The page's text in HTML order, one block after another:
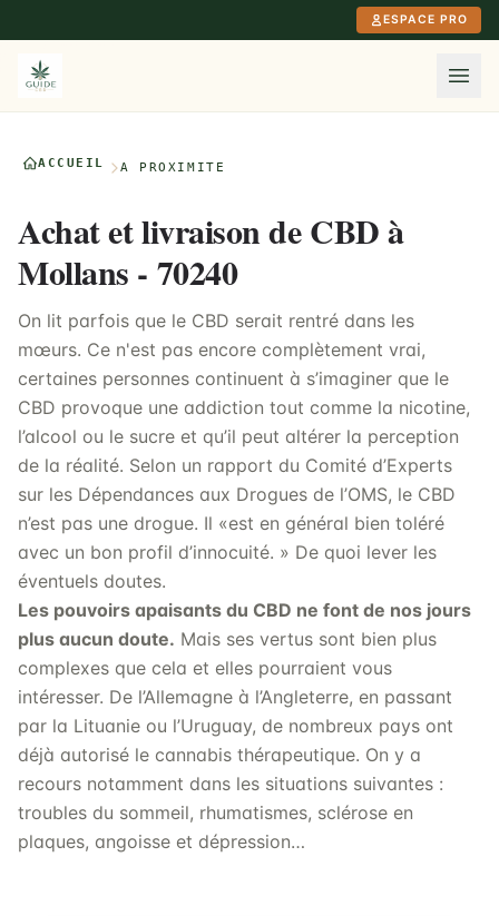
ESPACE PRO
ACCUEIL À PROXIMITÉ
Achat et livraison de CBD à
Mollans - 70240
On lit parfois que le CBD serait rentré dans les
mœurs. Ce n'est pas encore complètement vrai,
certaines personnes continuent à s’imaginer que le
CBD provoque une addiction tout comme la nicotine,
l’alcool ou le sucre et qu’il peut altérer la perception
de la réalité. Selon un rapport du Comité d’Experts
sur les Dépendances aux Drogues de l’OMS, le CBD
n’est pas une drogue. Il «est en général bien toléré
avec un bon profil d’innocuité. » De quoi lever les
éventuels doutes.
Les pouvoirs apaisants du CBD ne font de nos jours
plus aucun doute. Mais ses vertus sont bien plus
complexes que cela et elles pourraient vous
intéresser. De l’Allemagne à l’Angleterre, en passant
par la Lituanie ou l’Uruguay, de nombreux pays ont
déjà autorisé le cannabis thérapeutique. On y a
recours notamment dans les situations suivantes :
troubles du sommeil, rhumatismes, sclérose en
plaques, angoisse et dépression…